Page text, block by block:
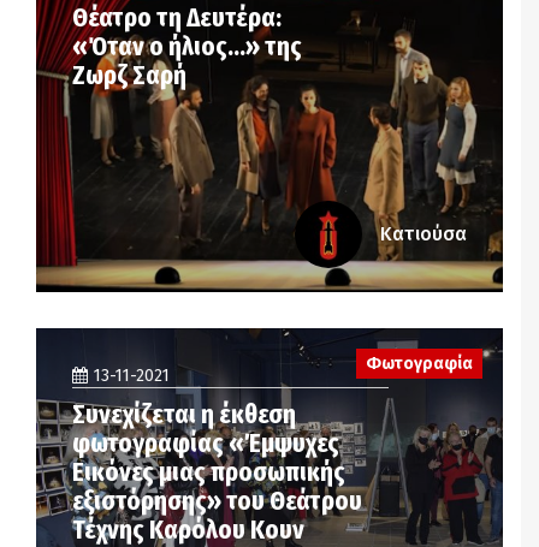
Θέατρο τη Δευτέρα:
«Όταν ο ήλιος…» της
Ζωρζ Σαρή
Κατιούσα
Φωτογραφία
13-11-2021
Συνεχίζεται η έκθεση
φωτογραφίας «Έμψυχες
Εικόνες μιας προσωπικής
εξιστόρησης» του Θεάτρου
Τέχνης Καρόλου Κουν